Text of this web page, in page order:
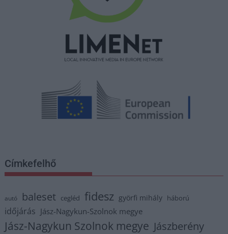
Címkefelhő
autó baleset cegléd fidesz györfi mihály háború
időjárás Jász-Nagykun-Szolnok megye
Jász-Nagykun Szolnok megye Jászberény